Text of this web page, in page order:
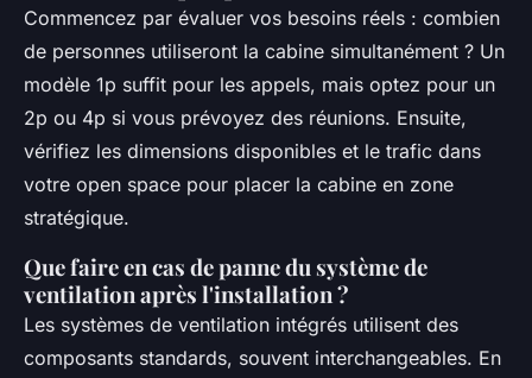
Commencez par évaluer vos besoins réels : combien
de personnes utiliseront la cabine simultanément ? Un
modèle 1p suffit pour les appels, mais optez pour un
2p ou 4p si vous prévoyez des réunions. Ensuite,
vérifiez les dimensions disponibles et le trafic dans
votre open space pour placer la cabine en zone
stratégique.
Que faire en cas de panne du système de
ventilation après l'installation ?
Les systèmes de ventilation intégrés utilisent des
composants standards, souvent interchangeables. En